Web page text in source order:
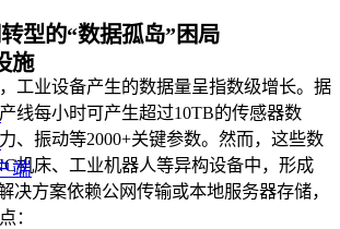
施
端
型的“数据孤岛”困局
工业设备产生的数据量呈指数级增长。据
线每小时可产生超过10TB的传感器数
、振动等2000+关键参数。然而，这些数
机床、工业机器人等异构设备中，形成
决方案依赖公网传输或本地服务器存储，
：